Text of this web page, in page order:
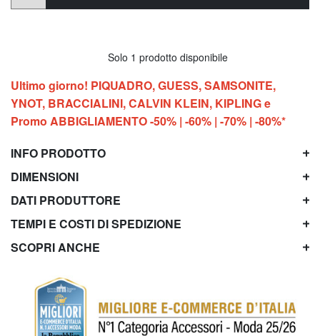
Solo 1 prodotto disponibile
Ultimo giorno! PIQUADRO, GUESS, SAMSONITE,
YNOT, BRACCIALINI, CALVIN KLEIN, KIPLING e
Promo ABBIGLIAMENTO -50% | -60% | -70% | -80%*
INFO PRODOTTO
DIMENSIONI
DATI PRODUTTORE
TEMPI E COSTI DI SPEDIZIONE
SCOPRI ANCHE